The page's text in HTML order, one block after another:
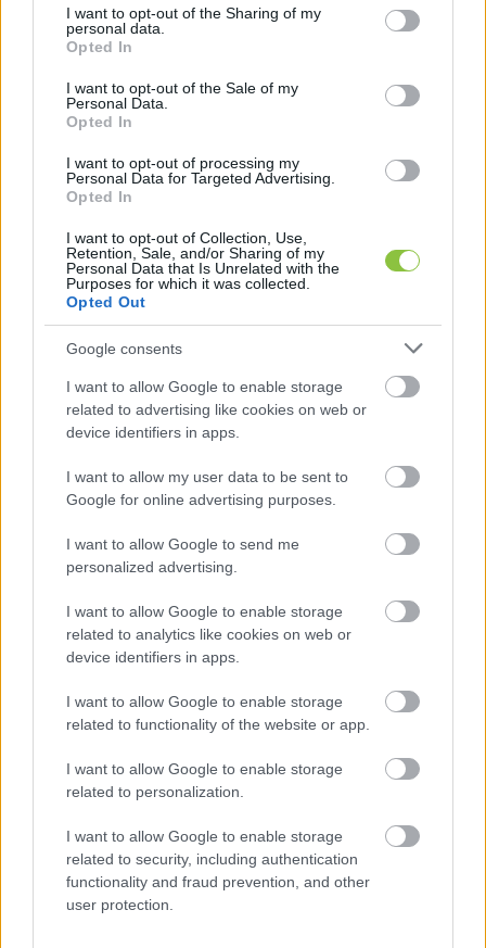
not limited to your visit or usage behaviour. You may click to
grant or deny consent to Google and its third-party tags to
use your data for below specified purposes in below Google
consent section.
I want to opt-out of the Sharing of my
personal data.
Opted In
I want to opt-out of the Sale of my
Personal Data.
Opted In
I want to opt-out of processing my
Personal Data for Targeted Advertising.
Opted In
I want to opt-out of Collection, Use,
Retention, Sale, and/or Sharing of my
Personal Data that Is Unrelated with the
Purposes for which it was collected.
Opted Out
Google consents
I want to allow Google to enable storage
related to advertising like cookies on web or
device identifiers in apps.
I want to allow my user data to be sent to
Google for online advertising purposes.
I want to allow Google to send me
personalized advertising.
I want to allow Google to enable storage
related to analytics like cookies on web or
device identifiers in apps.
I want to allow Google to enable storage
related to functionality of the website or app.
I want to allow Google to enable storage
related to personalization.
I want to allow Google to enable storage
related to security, including authentication
functionality and fraud prevention, and other
user protection.
Megkerestük a Honvédelmi Minisztérium
sajtóosztályát,
Bemutatót Kecskeméten, ha igen, mikor és mely
Rákérdeztünk arra is, milyen fázisban tart a
szervezés és hogy mitől függ, hogy valóban
megrendezik-e a bemutatót, tekintettel arra,
hogy 2023-ban és 2024-ben is elmaradt az
előzetes tervek ellenére? Választ egyelőre nem
kaptunk kérdéseinkre.
És hogy miért nem szabad még készpénznek venni,
hogy valóban lesz 2025-ben nemzetközi
repülőnap? A közelmúlt eseményei miatt, ezeket az
alábbiakban idézzük fel.
2013 után nyolc évet kellett várni a Nemzetközi
2021-ben ismét megrendezték, és a két nap alatt
mutatkoztak be szélesebb közönségnek
elsőként a Magyar Honvédség Airbus H145M
helikopterei és a Leopard 2A4 harckocsik, és